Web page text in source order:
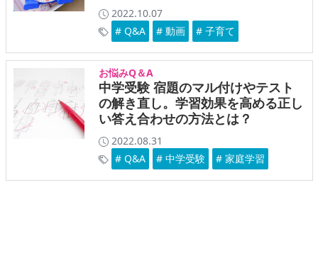
2022.10.07
# Q&A
# 動画 # 子育て
お悩みQ＆A
中学受験 宿題のマル付けやテスト
の解き直し。学習効果を高める正し
い答え合わせの方法とは？
2022.08.31
# Q&A
# 中学受験 # 家庭学習